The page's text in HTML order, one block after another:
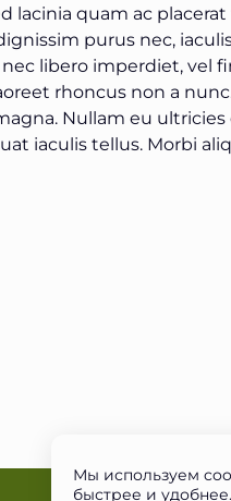
lacinia quam ac placerat
purus nec,
libero imperdiet, vel
rhoncus non a
Nullam eu ultricies
iaculis tellus. Morbi
Мы используем
быстрее и удобнее.